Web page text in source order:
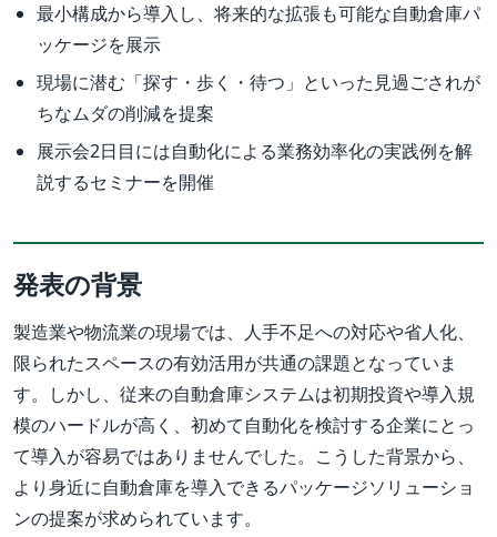
最小構成から導入し、将来的な拡張も可能な自動倉庫パ
ッケージを展示
現場に潜む「探す・歩く・待つ」といった見過ごされが
ちなムダの削減を提案
展示会2日目には自動化による業務効率化の実践例を解
説するセミナーを開催
発表の背景
製造業や物流業の現場では、人手不足への対応や省人化、
限られたスペースの有効活用が共通の課題となっていま
す。しかし、従来の自動倉庫システムは初期投資や導入規
模のハードルが高く、初めて自動化を検討する企業にとっ
て導入が容易ではありませんでした。こうした背景から、
より身近に自動倉庫を導入できるパッケージソリューショ
ンの提案が求められています。